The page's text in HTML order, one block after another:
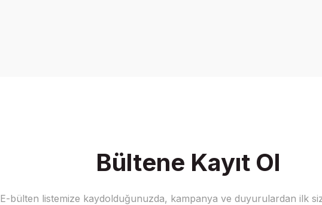
Bültene Kayıt Ol
E-bülten listemize kaydolduğunuzda, kampanya ve duyurulardan ilk